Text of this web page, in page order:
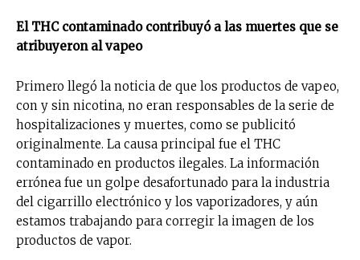
El THC contaminado contribuyó a las muertes que se
atribuyeron al vapeo
Primero llegó la noticia de que los productos de vapeo,
con y sin nicotina, no eran responsables de la serie de
hospitalizaciones y muertes, como se publicitó
originalmente. La causa principal fue el THC
contaminado en productos ilegales. La información
errónea fue un golpe desafortunado para la industria
del cigarrillo electrónico y los vaporizadores, y aún
estamos trabajando para corregir la imagen de los
productos de vapor.